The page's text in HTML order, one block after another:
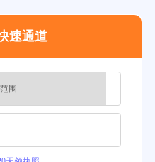
速通道